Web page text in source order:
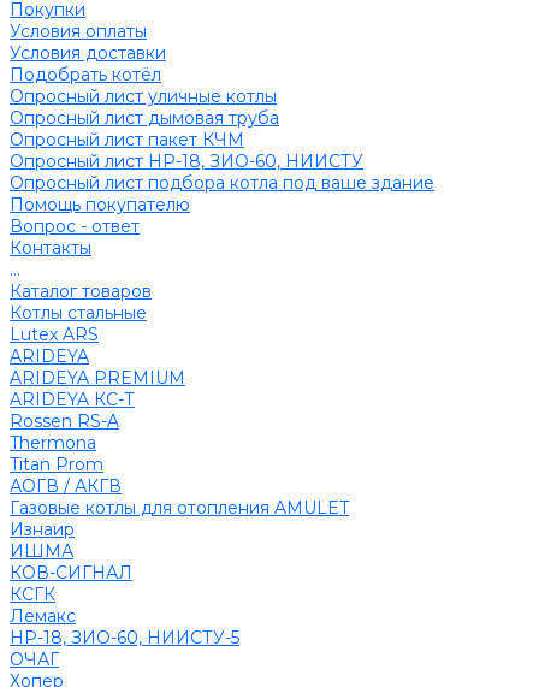
Покупки
Условия оплаты
Условия доставки
Подобрать котёл
Опросный лист уличные котлы
Опросный лист дымовая труба
Опросный лист пакет КЧМ
Опросный лист НР-18, ЗИО-60, НИИСТУ
Опросный лист подбора котла под ваше здание
Помощь покупателю
Вопрос - ответ
Контакты
...
Каталог товаров
Котлы стальные
Lutex ARS
ARIDEYA
ARIDEYA PREMIUM
ARIDEYA КС-Т
Rossen RS-A
Thermona
Titan Prom
АОГВ / АКГВ
Газовые котлы для отопления AMULET
Изнаир
ИШМА
КОВ-СИГНАЛ
КСГК
Лемакс
НР-18, ЗИО-60, НИИСТУ-5
ОЧАГ
Хопер